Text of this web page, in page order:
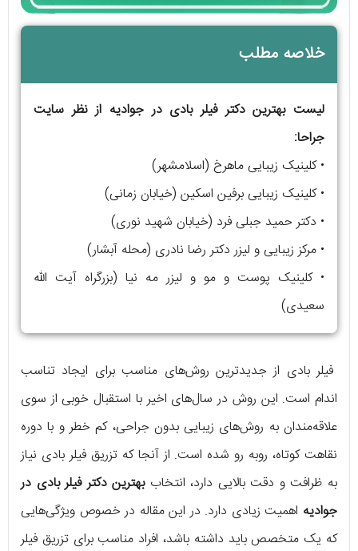
خلاصه مطلب
لیست بهترین دکتر فیلر بادی در جوادیه از نظر سایت
جراحا:
• کلینیک زیبایی ماهرخ (اسلامشهر)
• کلینیک زیبایی برفین اسکین (خیابان زمانی)
• دکتر حمید جبلی فرد (خیابان شهید نوری)
• مرکز زیبایی و لیزر دکتر رضا نادری (محله آبشار)
• کلینیک پوست و مو و لیزر مه نیا (بزرگراه آیت الله
سعیدی)
فیلر بادی از جدیدترین روش‌های مناسب برای ایجاد تناسب
اندام است. این روش در سال‌های اخیر با استقبال خوبی از سوی
علاقه‌مندان به روش‌های زیبایی بدون جراحی، کم خطر و با دوره
نقاهت کوتاه، روبه رو شده است. از آنجا که تزریق فیلر بادی نیاز
به ظرافت و دقت بالایی دارد، انتخاببهترین دکتر فیلر بادی در
جوادیه اهمیت زیادی دارد. در این مقاله در خصوص ویژگی‌هایی
که یک متخصص باید داشته باشد، افراد مناسب برای تزریق فیلر